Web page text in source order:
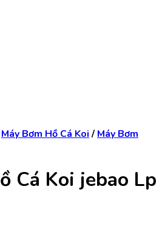
Máy Bơm Hồ Cá Koi / Máy Bơm
Cá Koi jebao Lp